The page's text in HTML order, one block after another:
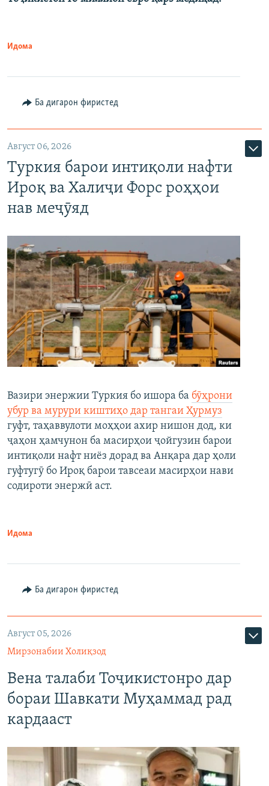
Идома
Ба дигарон фиристед
Август 06, 2026
Туркия барои интиқоли нафти
Ироқ ва Халиҷи Форс роҳҳои
нав меҷӯяд
Вазири энержии Туркия бо ишора ба бӯҳрони
убур ва мурури киштиҳо дар тангаи Ҳурмуз
гуфт, таҳаввулоти моҳҳои ахир нишон дод, ки
ҷаҳон ҳамчунон ба масирҳои ҷойгузин барои
интиқоли нафт ниёз дорад ва Анқара дар ҳоли
гуфтугӯ бо Ироқ барои тавсеаи масирҳои нави
содироти энержӣ аст.
Идома
Ба дигарон фиристед
Август 05, 2026
Мирзонабии Холиқзод
Вена талаби Тоҷикистонро дар
бораи Шавкати Муҳаммад рад
кардааст